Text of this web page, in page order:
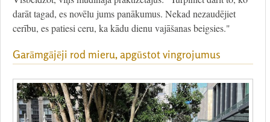
darāt tagad, es novēlu jums panākumus. Nekad nezaudējiet
cerību, es patiesi ceru, ka kādu dienu vajāšanas beigsies."
Garāmgājēji rod mieru, apgūstot vingrojumus